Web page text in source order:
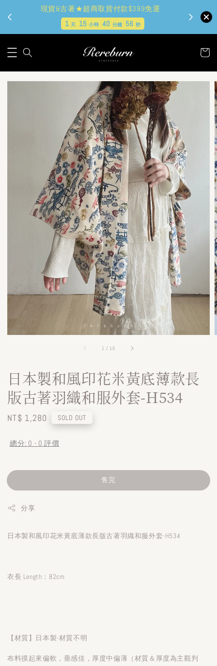
現貨&古著★超商取貨付款$399免運
1天 15小時 40 分鐘 55 秒
1 / 10
日本製和風印花米黃底薄款長
版古著羽織和服外套-H534
Regular
NT$ 1,280 SOLD OUT
總分: 0 - 0 評價
售完
分享
日本製和風印花米黃底薄款長版古著羽織和服外套-H534
衣長 Length：82cm
【材質】日本製-材質不明
布料摸起來偏軟，垂感佳，厚度中偏薄（材質＆厚度為主觀判